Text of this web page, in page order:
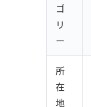
ゴ
リ
ー
所
在
地